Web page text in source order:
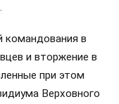
командования в
и вторжение в
при этом
Верховного